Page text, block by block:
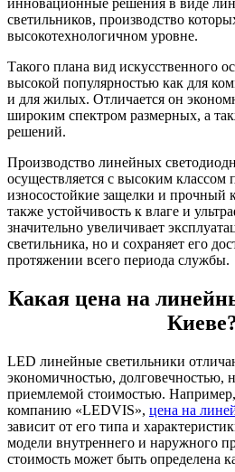
светильников, производство
высокотехнологичном уровне.
Такого плана вид искусственного
высокой популярностью как для
и для жилых. Отличается он
широким спектром размерных, а
решений.
Производство линейных
осуществляется с высоким
износостойкие защелки и прочный
также устойчивость к влаге и
значительно увеличивает
светильника, но и сохраняет его
протяжении всего периода службы.
Какая цена на
LED линейные светильники
экономичностью, долговечностью,
приемлемой стоимостью.
компанию «LEDVIS», цена на
зависит от его типа и
модели внутреннего и наружного
стоимость может быть определена